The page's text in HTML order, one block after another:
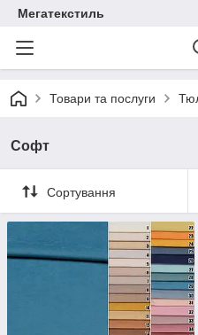
Мегатекстиль
Товари та послуги
Софт
Сортування